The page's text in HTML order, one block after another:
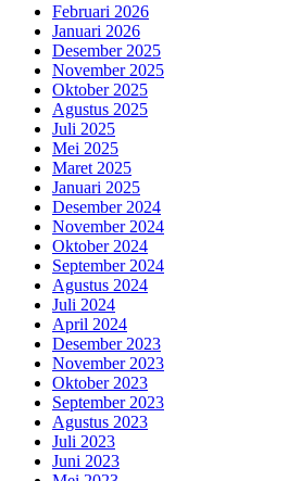
Februari 2026
Januari 2026
Desember 2025
November 2025
Oktober 2025
Agustus 2025
Juli 2025
Mei 2025
Maret 2025
Januari 2025
Desember 2024
November 2024
Oktober 2024
September 2024
Agustus 2024
Juli 2024
April 2024
Desember 2023
November 2023
Oktober 2023
September 2023
Agustus 2023
Juli 2023
Juni 2023